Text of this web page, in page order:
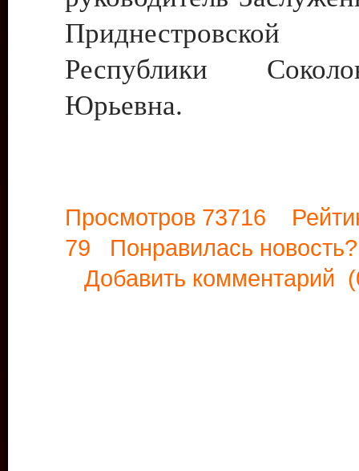
Приднестровской
Республики
Юрьевна.
Просмотров 73716
79 Понравилась
Добавить комментарий